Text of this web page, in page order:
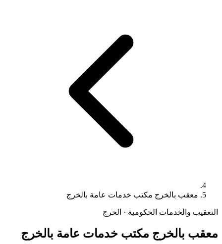
معقب بالخرج مكتب خدمات عامة بالخرج
التعقيب والخدمات الحكومية · الخرج
معقب بالخرج مكتب خدمات عامة بالخرج